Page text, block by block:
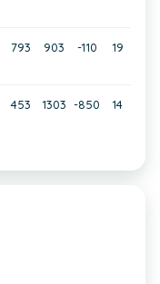
793 903 -110 19
453 1303 -850 14